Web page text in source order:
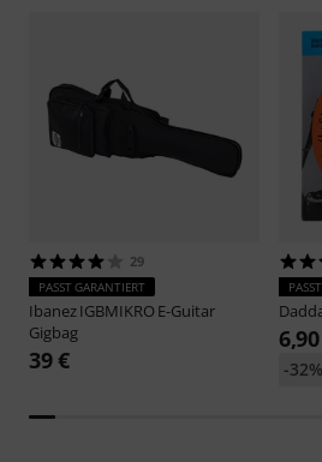
29
PASST GARANTIERT
IbanezIGBMIKRO E-Guitar
Gigbag
39 € -32%